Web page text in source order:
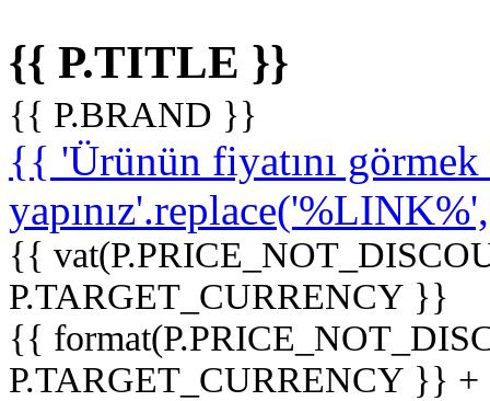
{{ P.TITLE }}
{{ P.BRAND }}
{{ 'Ürünün fiyatını
{{
P.TARGET_CURRENCY }}
{{
P.TARGET_CURRENCY }}